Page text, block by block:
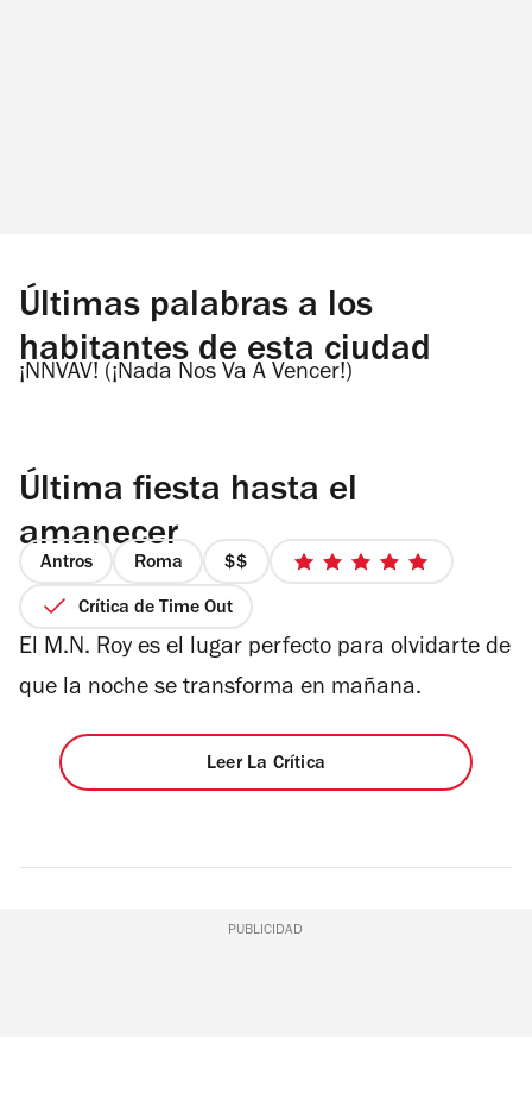
Últimas palabras a los
habitantes de esta ciudad
¡NNVAV! (¡Nada Nos Va A Vencer!)
Última fiesta hasta el
amanecer
Antros Roma
precio
4
5
estrellas
Crítica de Time Out
El M.N. Roy es el lugar perfecto para olvidarte de
que la noche se transforma en mañana.
Leer La Crítica
PUBLICIDAD